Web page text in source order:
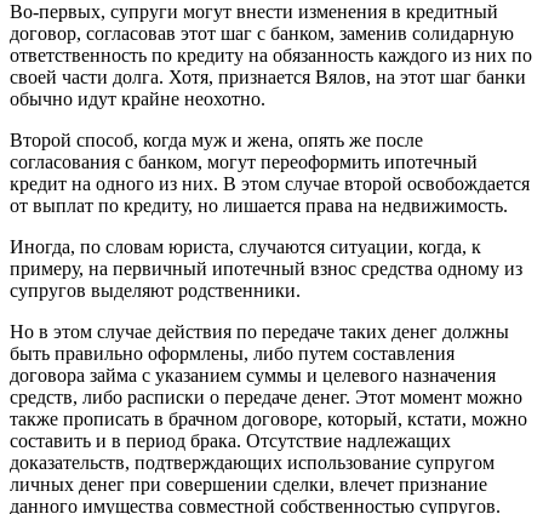
Во-первых, супруги могут внести изменения в кредитный
договор, согласовав этот шаг с банком, заменив солидарную
ответственность по кредиту на обязанность каждого из них по
своей части долга. Хотя, признается Вялов, на этот шаг банки
обычно идут крайне неохотно.
Второй способ, когда муж и жена, опять же после
согласования с банком, могут переоформить ипотечный
кредит на одного из них. В этом случае второй освобождается
от выплат по кредиту, но лишается права на недвижимость.
Иногда, по словам юриста, случаются ситуации, когда, к
примеру, на первичный ипотечный взнос средства одному из
супругов выделяют родственники.
Но в этом случае действия по передаче таких денег должны
быть правильно оформлены, либо путем составления
договора займа с указанием суммы и целевого назначения
средств, либо расписки о передаче денег. Этот момент можно
также прописать в брачном договоре, который, кстати, можно
составить и в период брака. Отсутствие надлежащих
доказательств, подтверждающих использование супругом
личных денег при совершении сделки, влечет признание
данного имущества совместной собственностью супругов.